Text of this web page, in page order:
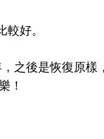
好。
後是恢復原樣
！